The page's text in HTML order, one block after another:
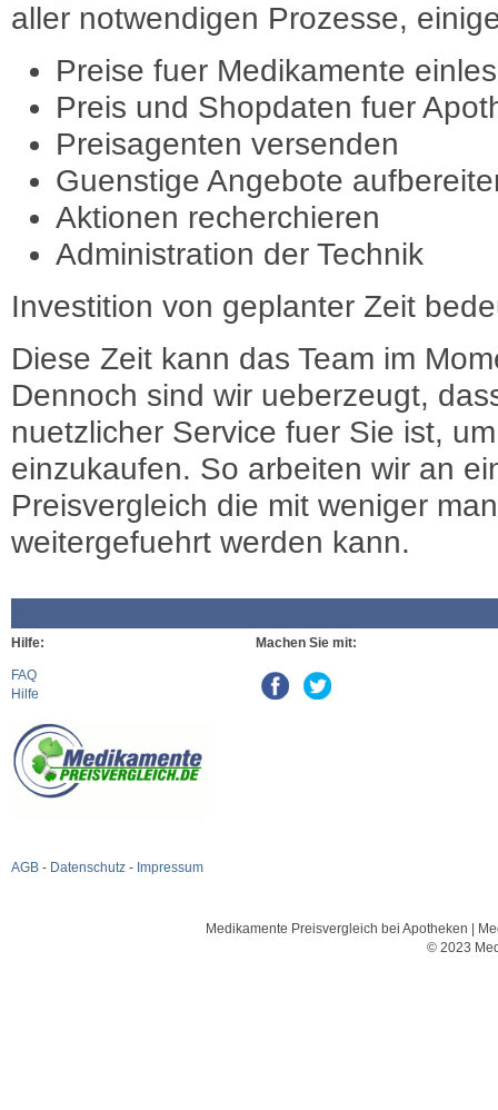
aller notwendigen Prozesse,
Preise fuer Medikamente
Preis und Shopdaten fuer
Preisagenten versenden
Guenstige Angebote
Aktionen recherchieren
Administration der Technik
Investition von geplanter Zeit
Diese Zeit kann das Team im
Dennoch sind wir ueberzeugt,
nuetzlicher Service fuer Sie ist,
einzukaufen. So arbeiten wir an
Preisvergleich die mit weniger
weitergefuehrt werden kann.
Hilfe:
FAQ
Hilfe
AGB - Datenschutz - Impressum
Machen Sie mit:
Medikamente Preisvergleich bei Apotheken |
© 2023